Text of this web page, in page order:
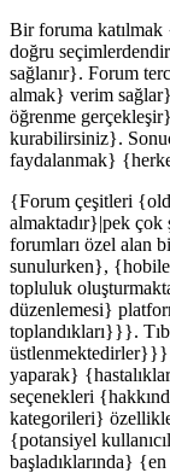
Bir foruma
doğru
sağlanır}. Forum
almak} verim
öğrenme
kurabilirsiniz}.
faydalanmak}
{Forum çeşitleri
almaktadır}|pek
forumları özel alan
sunulurken},
topluluk
düzenlemesi}
toplandıkları}}}.
yaparak}
seçenekleri
kategorileri}
{potansiyel
başladıklarında}